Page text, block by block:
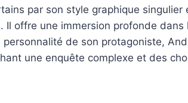
par son style graphique singulier
Il offre une immersion profonde dans
de son protagoniste,
une enquête complexe et des